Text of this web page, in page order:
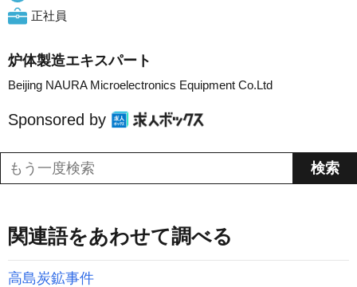
正社員
炉体製造エキスパート
Beijing NAURA Microelectronics Equipment Co.Ltd
Sponsored by
関連語をあわせて調べる
高島炭鉱事件